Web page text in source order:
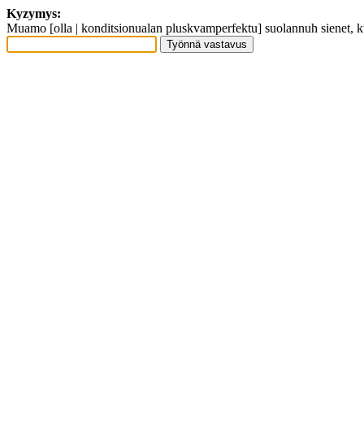
Kyzymys:
Muamo [olla | konditsionualan pluskvamperfektu] suolannuh sienet,